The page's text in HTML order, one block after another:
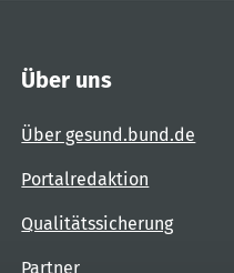
Über uns
Über gesund.bund.de
Portalredaktion
Qualitätssicherung
Partner